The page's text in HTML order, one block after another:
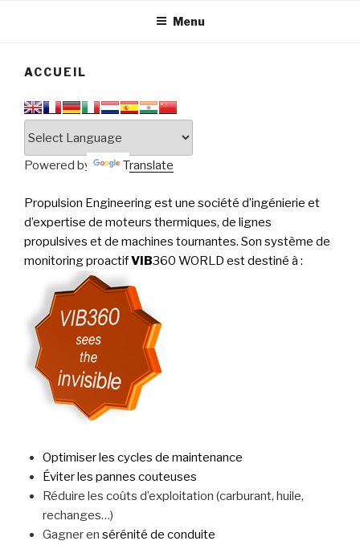
PERFORMANCE
Menu
ACCUEIL
Powered by Translate
Propulsion Engineering est une société d’ingénierie et
d’expertise de moteurs thermiques, de lignes
propulsives et de machines tournantes. Son système de
monitoring proactifVIB360 WORLD est destiné à :
Optimiser les cycles de maintenance
Éviter les pannes couteuses
Réduire les coûts d’exploitation (carburant, huile,
rechanges…)
Gagner en sérénité de conduite